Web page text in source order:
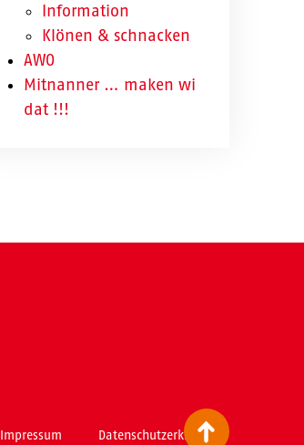
Information
Klönen & schnacken
AWO
Mitnanner … maken wi
dat !!!
Impressum Datenschutzerklärung